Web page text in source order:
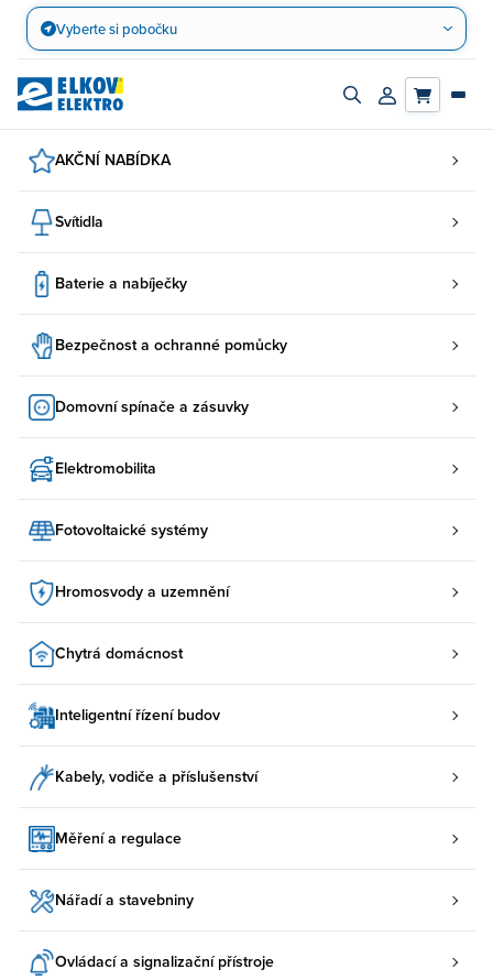
Přejít
obsah
Vyberte si pobočku
Zapnout/vypnout
Přihlásit/
AKČNÍ NABÍDKA
Svítidla
Baterie a nabíječky
Bezpečnost a ochranné pomůcky
Domovní spínače a zásuvky
Elektromobilita
Fotovoltaické systémy
Hromosvody a uzemnění
Chytrá domácnost
Inteligentní řízení budov
Kabely, vodiče a příslušenství
Měření a regulace
Nářadí a stavebniny
Ovládací a signalizační přístroje